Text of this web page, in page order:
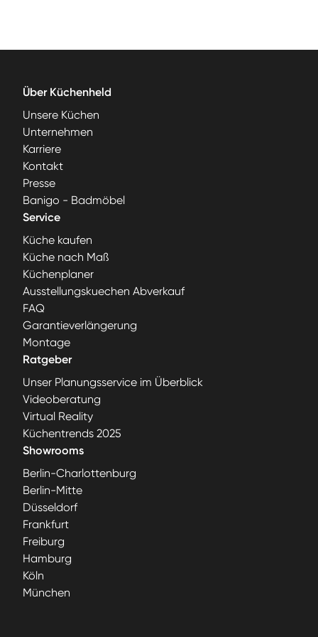
Über Küchenheld
Unsere Küchen
Unternehmen
Karriere
Kontakt
Presse
Banigo - Badmöbel
Service
Küche kaufen
Küche nach Maß
Küchenplaner
Ausstellungskuechen Abverkauf
FAQ
Garantieverlängerung
Montage
Ratgeber
Unser Planungsservice im Überblick
Videoberatung
Virtual Reality
Küchentrends 2025
Showrooms
Berlin-Charlottenburg
Berlin-Mitte
Düsseldorf
Frankfurt
Freiburg
Hamburg
Köln
München